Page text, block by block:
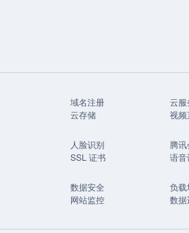
域名注册 云服
云存储
视频
人脸识别 腾讯
SSL 证书
语音
数据安全 负载
网站监控
数据